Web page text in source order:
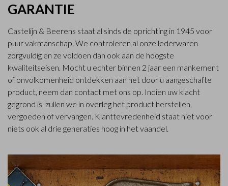
GARANTIE
Castelijn & Beerens staat al sinds de oprichting in 1945 voor
puur vakmanschap. We controleren al onze lederwaren
zorgvuldig en ze voldoen dan ook aan de hoogste
kwaliteitseisen. Mocht u echter binnen 2 jaar een mankement
of onvolkomenheid ontdekken aan het door u aangeschafte
product, neem dan contact met ons op. Indien uw klacht
gegrond is, zullen we in overleg het product herstellen,
vergoeden of vervangen. Klanttevredenheid staat niet voor
niets ook al drie generaties hoog in het vaandel.